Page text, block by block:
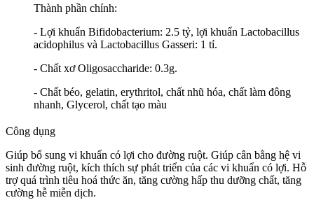
Thành phần chính:
- Lợi khuẩn Bifidobacterium: 2.5 tỷ, lợi khuẩn Lactobacillus
acidophilus và Lactobacillus Gasseri: 1 tỉ.
- Chất xơ Oligosaccharide: 0.3g.
- Chất béo, gelatin, erythritol, chất nhũ hóa, chất làm đông
nhanh, Glycerol, chất tạo màu
Công dụng
Giúp bổ sung vi khuẩn có lợi cho đường ruột. Giúp cân bằng hệ vi
sinh đường ruột, kích thích sự phát triển của các vi khuẩn có lợi. Hỗ
trợ quá trình tiêu hoá thức ăn, tăng cường hấp thu dưỡng chất, tăng
cường hễ miễn dịch.